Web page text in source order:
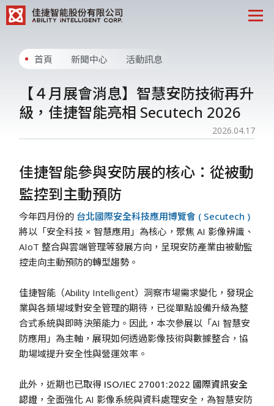
首頁 新聞中心 活動訊息
【４月展會消息】智慧安防技術再升
級，佳捷智能亮相 Secutech 2026
2026.04.17
佳捷智能參與安防展的核心：從被動
監控到主動預防
今年四月份的 台北國際安全科技應用博覽會 ( Secutech )
將以「安全科技 × 智慧應用」為核心，聚焦 AI 影像辨識、
AIoT 整合與雲端管理等發展方向，呈現安防產業由被動監
控走向主動預防的轉型趨勢。
佳捷智能（Ability Intelligent）洞察市場需求變化，發現企
業與各類場域對安全管理的期待，已從單點設備升級為整
合式系統與即時決策能力。因此，本次參展以「AI 智慧安
防應用」為主軸，展現如何透過影像技術與數據整合，協
助場域提升安全性與營運效率。
此外，近期也已取得 ISO/IEC 27001:2022 國際資訊安全
認證 ，全面強化 AI 影像系統與資料處理安全，為智慧安防